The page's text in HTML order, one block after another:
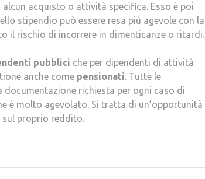
acquisto o attività specifica. Esso è poi
stipendio può essere resa più agevole con la
il rischio di incorrere in dimenticanze o ritardi.
pubblici che per dipendenti di attività
anche come pensionati. Tutte le
richiesta per ogni caso di
è molto agevolato. Si tratta di un’opportunità
sul proprio reddito.